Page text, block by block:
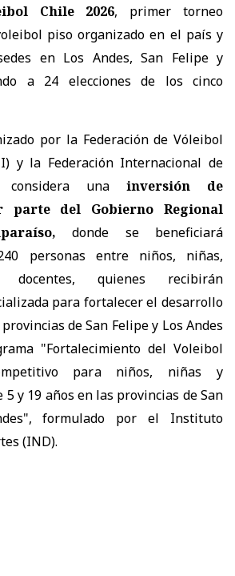
Chile 2026, primer torneo
piso organizado en el país y
en Los Andes, San Felipe y
a 24 elecciones de los cinco
por la Federación de Vóleibol
y la Federación Internacional de
considera una
inversión de
parte del Gobierno Regional
donde se beneficiará
personas entre niños, niñas,
docentes, quienes recibirán
para fortalecer el desarrollo
de San Felipe y Los Andes
"Fortalecimiento del Voleibol
para niños, niñas y
y 19 años en las provincias de San
formulado por el Instituto
(IND).